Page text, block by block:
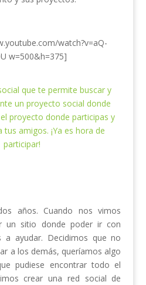
watch?v=aQ-
w=500&h=375]
que te permite buscar y
un proyecto social donde
proyecto donde participas y
amigos. ¡Ya es hora de
participar!
años. Cuando nos vimos
un sitio donde poder ir con
a ayudar. Decidimos que no
a los demás, queríamos algo
pudiese encontrar todo el
crear una red social de